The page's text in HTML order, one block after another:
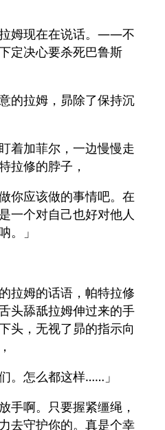
拉姆现在在说话。——不
定决心要杀死巴鲁斯
的拉姆，昴除了保持沉
着加菲尔，一边慢慢走
拉修的脖子，
你应该做的事情吧。在
一个对自己也好对他人
。」
拉姆的话语，帕特拉修
头舔舐拉姆伸过来的手
头，无视了昴的指示向
。怎么都这样……」
手啊。只要握紧缰绳，
去守护你的。真是个幸